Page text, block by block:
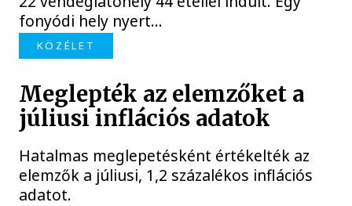
fonyódi hely nyert...
KÖZÉLET
Meglepték az elemzőket a
júliusi inflációs adatok
Hatalmas meglepetésként értékelték az
elemzők a júliusi, 1,2 százalékos inflációs
adatot.